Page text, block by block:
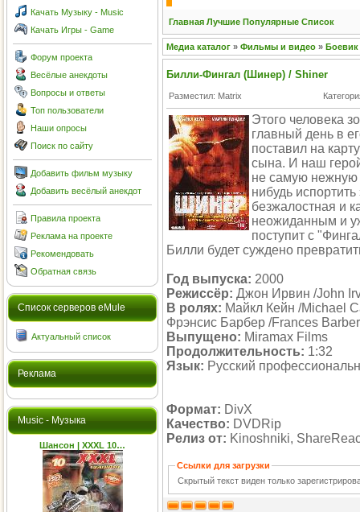
Качать Музыку - Music
Качать Игры - Game
Форум проекта
Весёлые анекдоты
Вопросы и ответы
Топ пользователи
Наши опросы
Поиск по сайту
Добавить фильм музыку
Добавить весёлый анекдот
Правила проекта
Реклама на проекте
Рекомендовать
Обратная связь
Cписок серверов eMule
Актуальный список
Реклама
Music - Музыка
Шансон | XXXL 10…
Главная Лучшие Популярные Список
Медиа каталог » Фильмы и видео » Боевик
Билли-Фингал (Шинер) / Shiner
Разместил: Matrix
Этого человека
главный день в
поставил на
сына. И наш
не самую нежную
нибудь
безжалостная и
неожиданным и
поступит с
Билли будет суждено
Год выпуска: 2000
Режиссёр: Джон Ирвин /John
В ролях: Майкл Кейн /Michael
Фрэнсис Барбер /Frances
Выпущено: Miramax Films
Продолжительность: 1:32
Язык: Русский
Формат: DivX
Качество: DVDRip
Релиз от: Kinoshniki,
Ссылки для загрузки
Скрытый текст виден только